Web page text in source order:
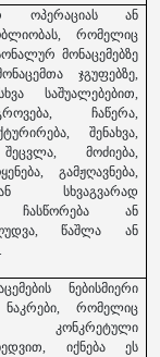
ოპერაციას ან
რომელიც
მონაცემებზე
ჯგუფებზე,
საშუალებებით,
ჩაწერა,
შენახვა,
მოძიება,
გამჟღავნება,
სხვაგვარად
ჩასწორება ან
წაშლა ან
ნებისმიერი
რომელიც
კონკრეტული
იქნება ეს